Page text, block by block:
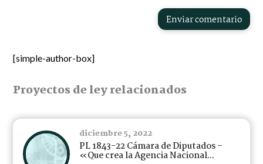
Enviar comentario
[simple-author-box]
Proyectos de ley relacionados
diciembre 5, 2022
PL 1843-22 Cámara de Diputados –
«Que crea la Agencia Nacional...